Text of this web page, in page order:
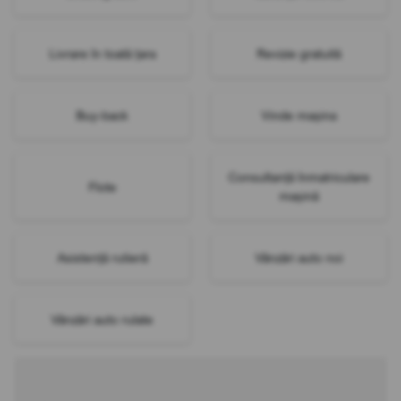
Livrare în toată țara Revizie gratuită
Buy-back Vinde mașina
Flote
Consultanță înmatriculare
mașină
Asistență rutieră Vânzări auto noi
Vânzări auto rulate